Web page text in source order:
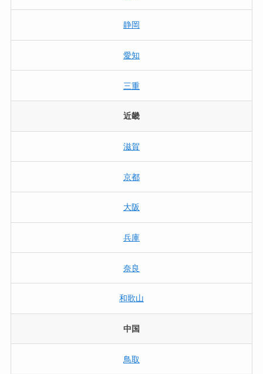
静岡
愛知
三重
近畿
滋賀
京都
大阪
兵庫
奈良
和歌山
中国
鳥取